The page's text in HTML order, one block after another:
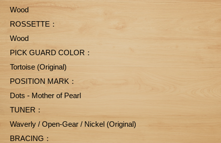
Wood
ROSSETTE：
Wood
PICK GUARD COLOR：
Tortoise (Original)
POSITION MARK：
Dots - Mother of Pearl
TUNER：
Waverly / Open-Gear / Nickel (Original)
BRACING：